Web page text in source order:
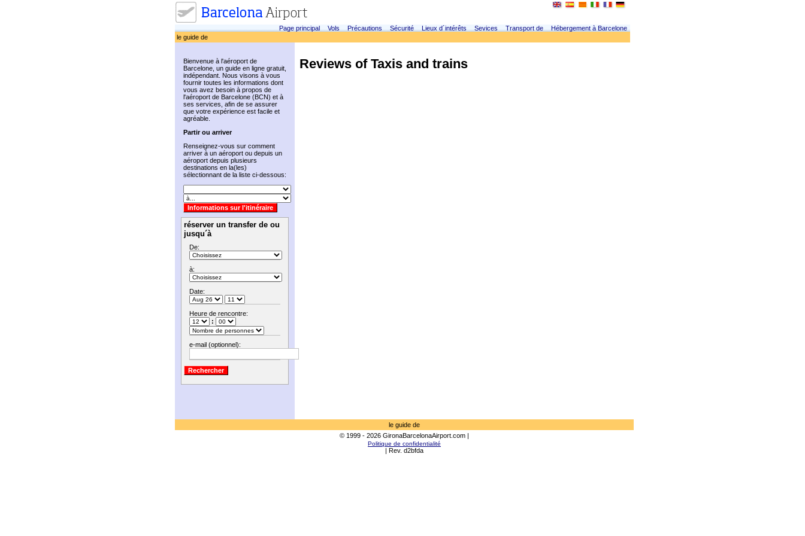
Page principal Vols Précautions Sécurité Lieux d´intérêts Sevices Transport de
Hébergement à Barcelone
le guide de
Bienvenue à l'aéroport de
Barcelone, un guide en ligne gratuit,
indépendant. Nous visons à vous
fournir toutes les informations dont
vous avez besoin à propos de
l'aéroport de Barcelone (BCN) et à
ses services, afin de se assurer
que votre expérience est facile et
agréable.
Partir ou arriver
Renseignez-vous sur comment
arriver à un aéroport ou depuis un
aéroport depuis plusieurs
destinations en la(les)
sélectionnant de la liste ci-dessous:
réserver un transfer de ou
jusqu´à
De:
à:
Date:
Heure de rencontre:
:
e-mail (optionnel):
Reviews of Taxis and trains
le guide de
© 1999 - 2026 GironaBarcelonaAirport.com |
Politique de confidentialité
| Rev. d2bfda